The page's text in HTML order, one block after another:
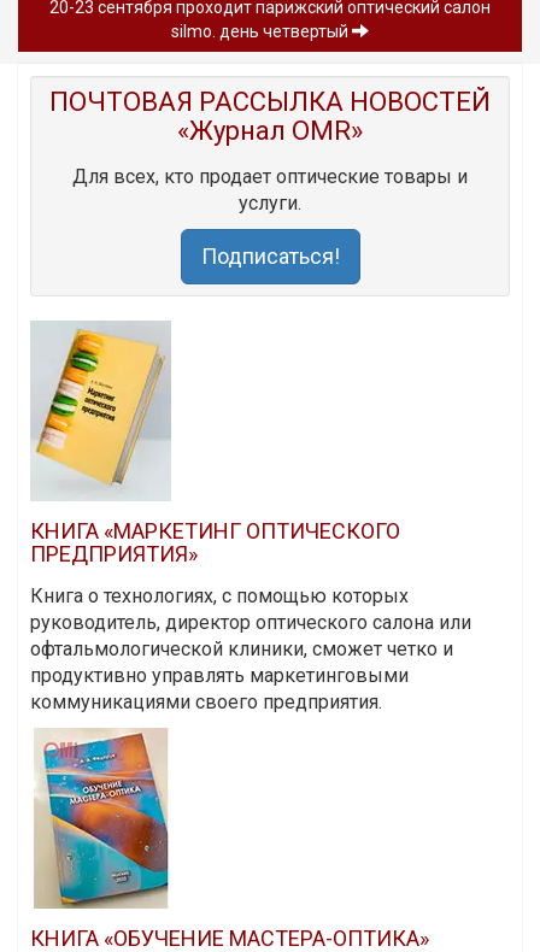
20-23 сентября проходит парижский оптический салон
silmo. день четвертый
ПОЧТОВАЯ РАССЫЛКА НОВОСТЕЙ
«Журнал OMR»
Для всех, кто продает оптические товары и
услуги.
Подписаться!
КНИГА «МАРКЕТИНГ ОПТИЧЕСКОГО
ПРЕДПРИЯТИЯ»
Книга о технологиях, с помощью которых
руководитель, директор оптического салона или
офтальмологической клиники, сможет четко и
продуктивно управлять маркетинговыми
коммуникациями своего предприятия.
КНИГА «ОБУЧЕНИЕ МАСТЕРА-ОПТИКА»